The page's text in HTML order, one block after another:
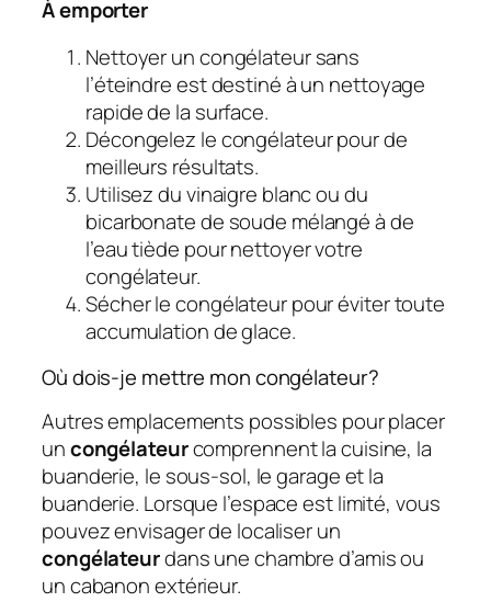
À emporter
Nettoyer un congélateur sans
l’éteindre est destiné à un nettoyage
rapide de la surface.
Décongelez le congélateur pour de
meilleurs résultats.
Utilisez du vinaigre blanc ou du
bicarbonate de soude mélangé à de
l’eau tiède pour nettoyer votre
congélateur.
Sécher le congélateur pour éviter toute
accumulation de glace.
Où dois-je mettre mon congélateur?
Autres emplacements possibles pour placer
uncongélateurcomprennent la cuisine, la
buanderie, le sous-sol, le garage et la
buanderie. Lorsque l’espace est limité, vous
pouvez envisager de localiser un
congélateurdans une chambre d’amis ou
un cabanon extérieur.